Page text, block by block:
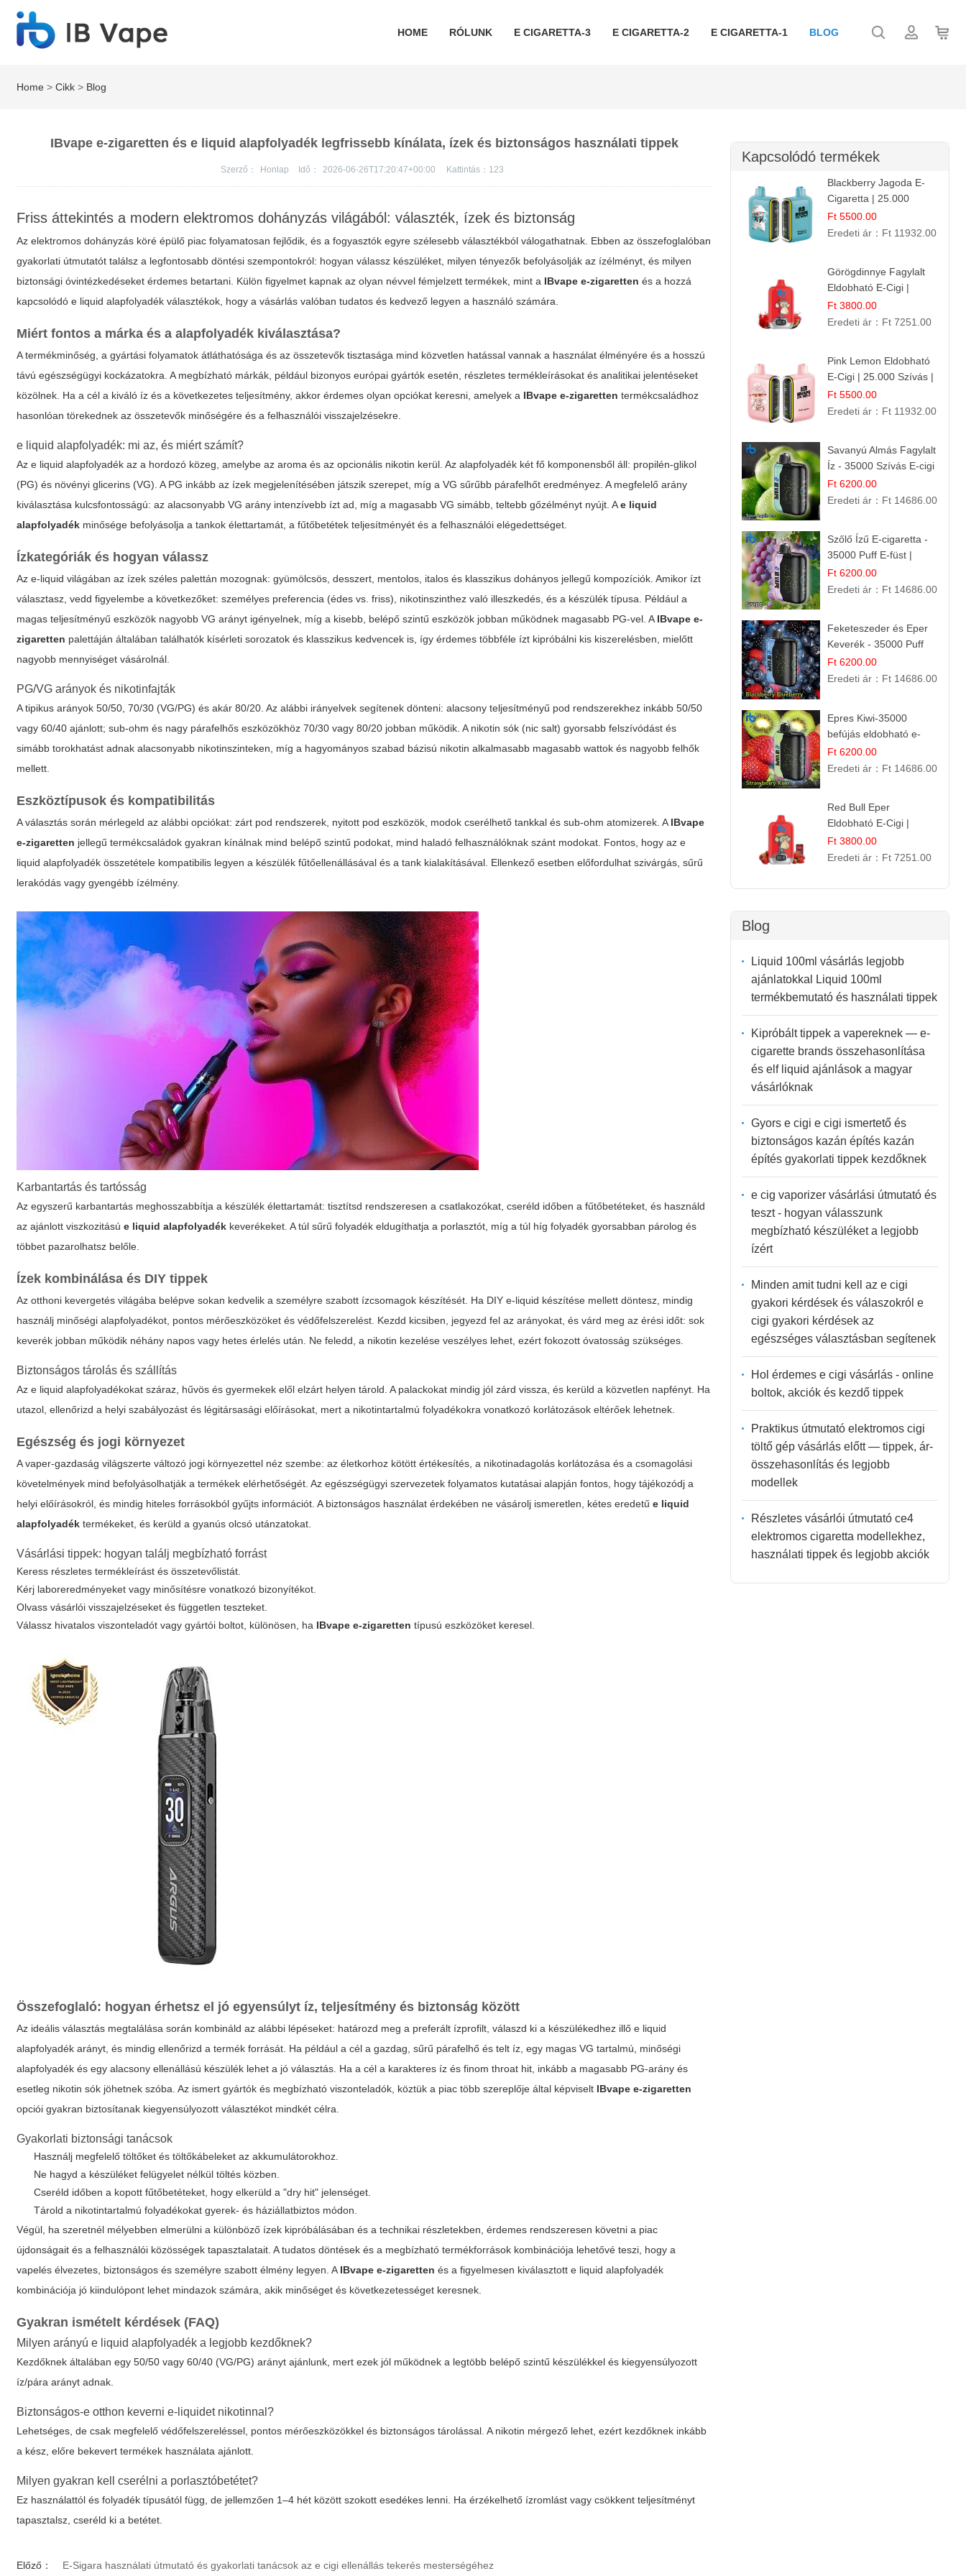
HOME RÓLUNK E CIGARETTA-3 E CIGARETTA-2 E CIGARETTA-1 BLOG
Home >Cikk > Blog
IBvape e-zigaretten és e liquid alapfolyadék legfrissebb kínálata, ízek és biztonságos használati tippek
Szerző： Honlap Idő： 2026-06-26T17:20:47+00:00 Kattintás： 123
Friss áttekintés a modern elektromos dohányzás világából: választék, ízek és biztonság
Az elektromos dohányzás köré épülő piac folyamatosan fejlődik, és a fogyasztók egyre szélesebb választékból válogathatnak. Ebben az összefoglalóban
gyakorlati útmutatót találsz a legfontosabb döntési szempontokról: hogyan válassz készüléket, milyen tényezők befolyásolják az ízélményt, és milyen
biztonsági óvintézkedéseket érdemes betartani. Külön figyelmet kapnak az olyan névvel fémjelzett termékek, mint a IBvape e-zigaretten és a hozzá
kapcsolódóe liquid alapfolyadék választékok, hogy a vásárlás valóban tudatos és kedvező legyen a használó számára.
Miért fontos a márka és a alapfolyadék kiválasztása?
A termékminőség, a gyártási folyamatok átláthatósága és az összetevők tisztasága mind közvetlen hatással vannak a használat élményére és a hosszú
távú egészségügyi kockázatokra. A megbízható márkák, például bizonyos európai gyártók esetén, részletes termékleírásokat és analitikai jelentéseket
közölnek. Ha a cél a kiváló íz és a következetes teljesítmény, akkor érdemes olyan opciókat keresni, amelyek a IBvape e-zigaretten termékcsaládhoz
hasonlóan törekednek az összetevők minőségére és a felhasználói visszajelzésekre.
e liquid alapfolyadék: mi az, és miért számít?
Aze liquid alapfolyadék az a hordozó közeg, amelybe az aroma és az opcionális nikotin kerül. Az alapfolyadék két fő komponensből áll: propilén-glikol
(PG) és növényi glicerins (VG). A PG inkább az ízek megjelenítésében játszik szerepet, míg a VG sűrűbb párafelhőt eredményez. A megfelelő arány
kiválasztása kulcsfontosságú: az alacsonyabb VG arány intenzívebb ízt ad, míg a magasabb VG simább, teltebb gőzélményt nyújt. Ae liquid
alapfolyadék minősége befolyásolja a tankok élettartamát, a fűtőbetétek teljesítményét és a felhasználói elégedettséget.
Ízkategóriák és hogyan válassz
Az e-liquid világában az ízek széles palettán mozognak: gyümölcsös, desszert, mentolos, italos és klasszikus dohányos jellegű kompozíciók. Amikor ízt
választasz, vedd figyelembe a következőket: személyes preferencia (édes vs. friss), nikotinszinthez való illeszkedés, és a készülék típusa. Például a
magas teljesítményű eszközök nagyobb VG arányt igényelnek, míg a kisebb, belépő szintű eszközök jobban működnek magasabb PG-vel. A IBvape e-
zigaretten palettáján általában találhatók kísérleti sorozatok és klasszikus kedvencek is, így érdemes többféle ízt kipróbálni kis kiszerelésben, mielőtt
nagyobb mennyiséget vásárolnál.
PG/VG arányok és nikotinfajták
A tipikus arányok 50/50, 70/30 (VG/PG) és akár 80/20. Az alábbi irányelvek segítenek dönteni: alacsony teljesítményű pod rendszerekhez inkább 50/50
vagy 60/40 ajánlott; sub-ohm és nagy párafelhős eszközökhöz 70/30 vagy 80/20 jobban működik. A nikotin sók (nic salt) gyorsabb felszívódást és
simább torokhatást adnak alacsonyabb nikotinszinteken, míg a hagyományos szabad bázisú nikotin alkalmasabb magasabb wattok és nagyobb felhők
mellett.
Eszköztípusok és kompatibilitás
A választás során mérlegeld az alábbi opciókat: zárt pod rendszerek, nyitott pod eszközök, modok cserélhető tankkal és sub-ohm atomizerek. A IBvape
e-zigaretten jellegű termékcsaládok gyakran kínálnak mind belépő szintű podokat, mind haladó felhasználóknak szánt modokat. Fontos, hogy aze
liquid alapfolyadék összetétele kompatibilis legyen a készülék fűtőellenállásával és a tank kialakításával. Ellenkező esetben előfordulhat szivárgás, sűrű
lerakódás vagy gyengébb ízélmény.
Karbantartás és tartósság
Az egyszerű karbantartás meghosszabbítja a készülék élettartamát: tisztítsd rendszeresen a csatlakozókat, cseréld időben a fűtőbetéteket, és használd
az ajánlott viszkozitásúe liquid alapfolyadék keverékeket. A túl sűrű folyadék eldugíthatja a porlasztót, míg a túl híg folyadék gyorsabban párolog és
többet pazarolhatsz belőle.
Ízek kombinálása és DIY tippek
Az otthoni kevergetés világába belépve sokan kedvelik a személyre szabott ízcsomagok készítését. Ha DIY e-liquid készítése mellett döntesz, mindig
használj minőségi alapfolyadékot, pontos mérőeszközöket és védőfelszerelést. Kezdd kicsiben, jegyezd fel az arányokat, és várd meg az érési időt: sok
keverék jobban működik néhány napos vagy hetes érlelés után. Ne feledd, a nikotin kezelése veszélyes lehet, ezért fokozott óvatosság szükséges.
Biztonságos tárolás és szállítás
Aze liquid alapfolyadékokat száraz, hűvös és gyermekek elől elzárt helyen tárold. A palackokat mindig jól zárd vissza, és kerüld a közvetlen napfényt. Ha
utazol, ellenőrizd a helyi szabályozást és légitársasági előírásokat, mert a nikotintartalmú folyadékokra vonatkozó korlátozások eltérőek lehetnek.
Egészség és jogi környezet
A vaper-gazdaság világszerte változó jogi környezettel néz szembe: az életkorhoz kötött értékesítés, a nikotinadagolás korlátozása és a csomagolási
követelmények mind befolyásolhatják a termékek elérhetőségét. Az egészségügyi szervezetek folyamatos kutatásai alapján fontos, hogy tájékozódj a
helyi előírásokról, és mindig hiteles forrásokból gyűjts információt. A biztonságos használat érdekében ne vásárolj ismeretlen, kétes eredetűe liquid
alapfolyadék termékeket, és kerüld a gyanús olcsó utánzatokat.
Vásárlási tippek: hogyan találj megbízható forrást
Keress részletes termékleírást és összetevőlistát.
Kérj laboreredményeket vagy minősítésre vonatkozó bizonyítékot.
Olvass vásárlói visszajelzéseket és független teszteket.
Válassz hivatalos viszonteladót vagy gyártói boltot, különösen, ha IBvape e-zigaretten típusú eszközöket keresel.
Összefoglaló: hogyan érhetsz el jó egyensúlyt íz, teljesítmény és biztonság között
Az ideális választás megtalálása során kombináld az alábbi lépéseket: határozd meg a preferált ízprofilt, válaszd ki a készülékedhez illőe liquid
alapfolyadék arányt, és mindig ellenőrizd a termék forrását. Ha például a cél a gazdag, sűrű párafelhő és telt íz, egy magas VG tartalmú, minőségi
alapfolyadék és egy alacsony ellenállású készülék lehet a jó választás. Ha a cél a karakteres íz és finom throat hit, inkább a magasabb PG-arány és
esetleg nikotin sók jöhetnek szóba. Az ismert gyártók és megbízható viszonteladók, köztük a piac több szereplője által képviselt IBvape e-zigaretten
opciói gyakran biztosítanak kiegyensúlyozott választékot mindkét célra.
Gyakorlati biztonsági tanácsok
Használj megfelelő töltőket és töltőkábeleket az akkumulátorokhoz.
Ne hagyd a készüléket felügyelet nélkül töltés közben.
Cseréld időben a kopott fűtőbetéteket, hogy elkerüld a "dry hit" jelenséget.
Tárold a nikotintartalmú folyadékokat gyerek- és háziállatbiztos módon.
Végül, ha szeretnél mélyebben elmerülni a különböző ízek kipróbálásában és a technikai részletekben, érdemes rendszeresen követni a piac
újdonságait és a felhasználói közösségek tapasztalatait. A tudatos döntések és a megbízható termékforrások kombinációja lehetővé teszi, hogy a
vapelés élvezetes, biztonságos és személyre szabott élmény legyen. A IBvape e-zigaretten és a figyelmesen kiválasztotte liquid alapfolyadék
kombinációja jó kiindulópont lehet mindazok számára, akik minőséget és következetességet keresnek.
Gyakran ismételt kérdések (FAQ)
Milyen arányú e liquid alapfolyadék a legjobb kezdőknek?
Kezdőknek általában egy 50/50 vagy 60/40 (VG/PG) arányt ajánlunk, mert ezek jól működnek a legtöbb belépő szintű készülékkel és kiegyensúlyozott
íz/pára arányt adnak.
Biztonságos-e otthon keverni e-liquidet nikotinnal?
Lehetséges, de csak megfelelő védőfelszereléssel, pontos mérőeszközökkel és biztonságos tárolással. A nikotin mérgező lehet, ezért kezdőknek inkább
a kész, előre bekevert termékek használata ajánlott.
Milyen gyakran kell cserélni a porlasztóbetétet?
Ez használattól és folyadék típusától függ, de jellemzően 1–4 hét között szokott esedékes lenni. Ha érzékelhető ízromlást vagy csökkent teljesítményt
tapasztalsz, cseréld ki a betétet.
Előző： E-Sigara használati útmutató és gyakorlati tanácsok az e cigi ellenállás tekerés mesterségéhez
Kapcsolódó termékek
Blackberry Jagoda E-
Cigaretta | 25.000
Szívás | Ízesített E-
Liquid
Ft 5500.00
Eredeti ár： Ft 11932.00
Görögdinnye Fagylalt
Eldobható E-Cigi |
12.000 Szívás | Édes
Vízidín Íz
Ft 3800.00
Eredeti ár： Ft 7251.00
Pink Lemon Eldobható
E-Cigi | 25.000 Szívás |
Rózsaszín Citrom Íz
Ft 5500.00
Eredeti ár： Ft 11932.00
Savanyú Almás Fagylalt
Íz - 35000 Szívás E-cigi
Ft 6200.00
Eredeti ár： Ft 14686.00
Szőlő Ízű E-cigaretta -
35000 Puff E-füst |
Intenzív
Gyümölcsélmény!
Ft 6200.00
Eredeti ár： Ft 14686.00
Feketeszeder és Eper
Keverék - 35000 Puff
Eldobható Vape | Ízletes
Gyümölcsökombináció!
Ft 6200.00
Eredeti ár： Ft 14686.00
Epres Kiwi-35000
befújás eldobható e-
cigaretta
Ft 6200.00
Eredeti ár： Ft 14686.00
Red Bull Eper
Eldobható E-Cigi |
Energiaital Íz | Készülék
Használat
Ft 3800.00
Eredeti ár： Ft 7251.00
Blog
Liquid 100ml vásárlás legjobb
ajánlatokkal Liquid 100ml
termékbemutató és használati tippek
Kipróbált tippek a vapereknek — e-
cigarette brands összehasonlítása
és elf liquid ajánlások a magyar
vásárlóknak
Gyors e cigi e cigi ismertető és
biztonságos kazán építés kazán
építés gyakorlati tippek kezdőknek
e cig vaporizer vásárlási útmutató és
teszt - hogyan válasszunk
megbízható készüléket a legjobb
ízért
Minden amit tudni kell az e cigi
gyakori kérdések és válaszokról e
cigi gyakori kérdések az
egészséges választásban segítenek
Hol érdemes e cigi vásárlás - online
boltok, akciók és kezdő tippek
Praktikus útmutató elektromos cigi
töltő gép vásárlás előtt — tippek, ár-
összehasonlítás és legjobb
modellek
Részletes vásárlói útmutató ce4
elektromos cigaretta modellekhez,
használati tippek és legjobb akciók